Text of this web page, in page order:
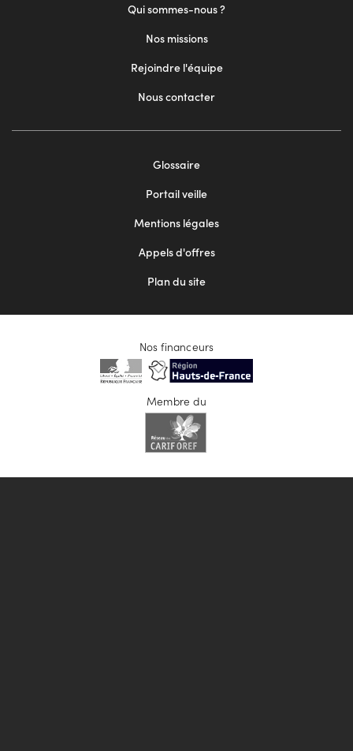
Qui sommes-nous ?
Nos missions
Rejoindre l'équipe
Nous contacter
Glossaire
Portail veille
Mentions légales
Appels d'offres
Plan du site
Nos financeurs
Membre du